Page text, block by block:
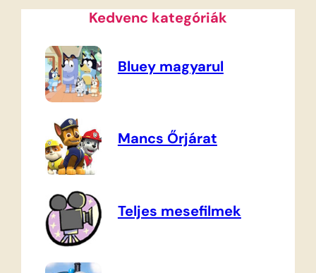
Kedvenc kategóriák
Bluey magyarul
Mancs Őrjárat
Teljes mesefilmek